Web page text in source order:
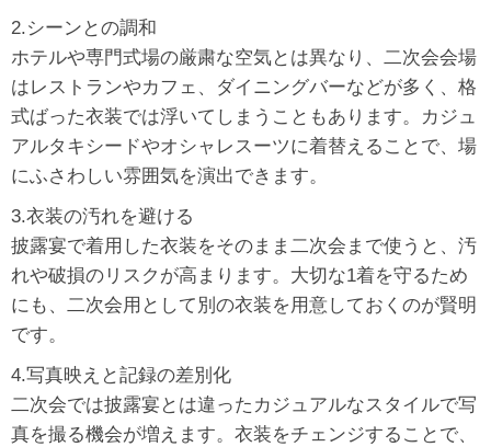
2.シーンとの調和
ホテルや専門式場の厳粛な空気とは異なり、二次会会場
はレストランやカフェ、ダイニングバーなどが多く、格
式ばった衣装では浮いてしまうこともあります。カジュ
アルタキシードやオシャレスーツに着替えることで、場
にふさわしい雰囲気を演出できます。
3.衣装の汚れを避ける
披露宴で着用した衣装をそのまま二次会まで使うと、汚
れや破損のリスクが高まります。大切な1着を守るため
にも、二次会用として別の衣装を用意しておくのが賢明
です。
4.写真映えと記録の差別化
二次会では披露宴とは違ったカジュアルなスタイルで写
真を撮る機会が増えます。衣装をチェンジすることで、